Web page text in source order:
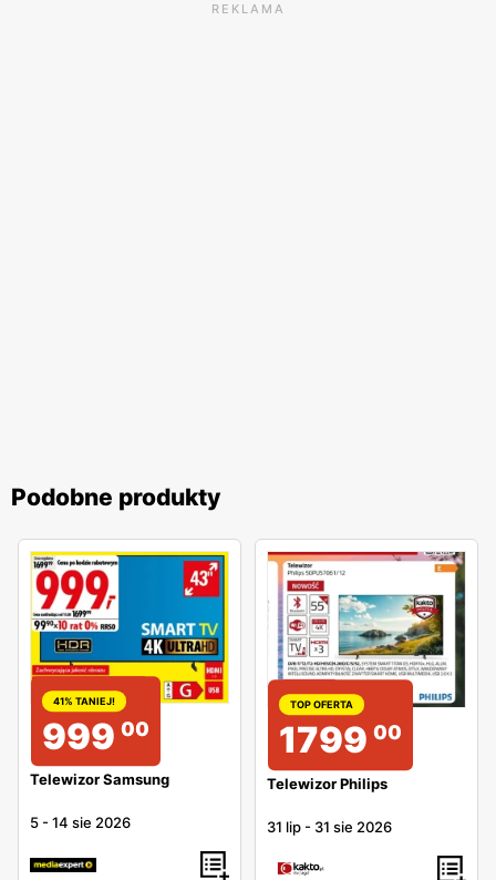
REKLAMA
Podobne produkty
41% TANIEJ!
999 00
Telewizor Samsung
5 -14 sie 2026
TOP OFERTA
1799 00
Telewizor Philips
31 lip - 31 sie 2026